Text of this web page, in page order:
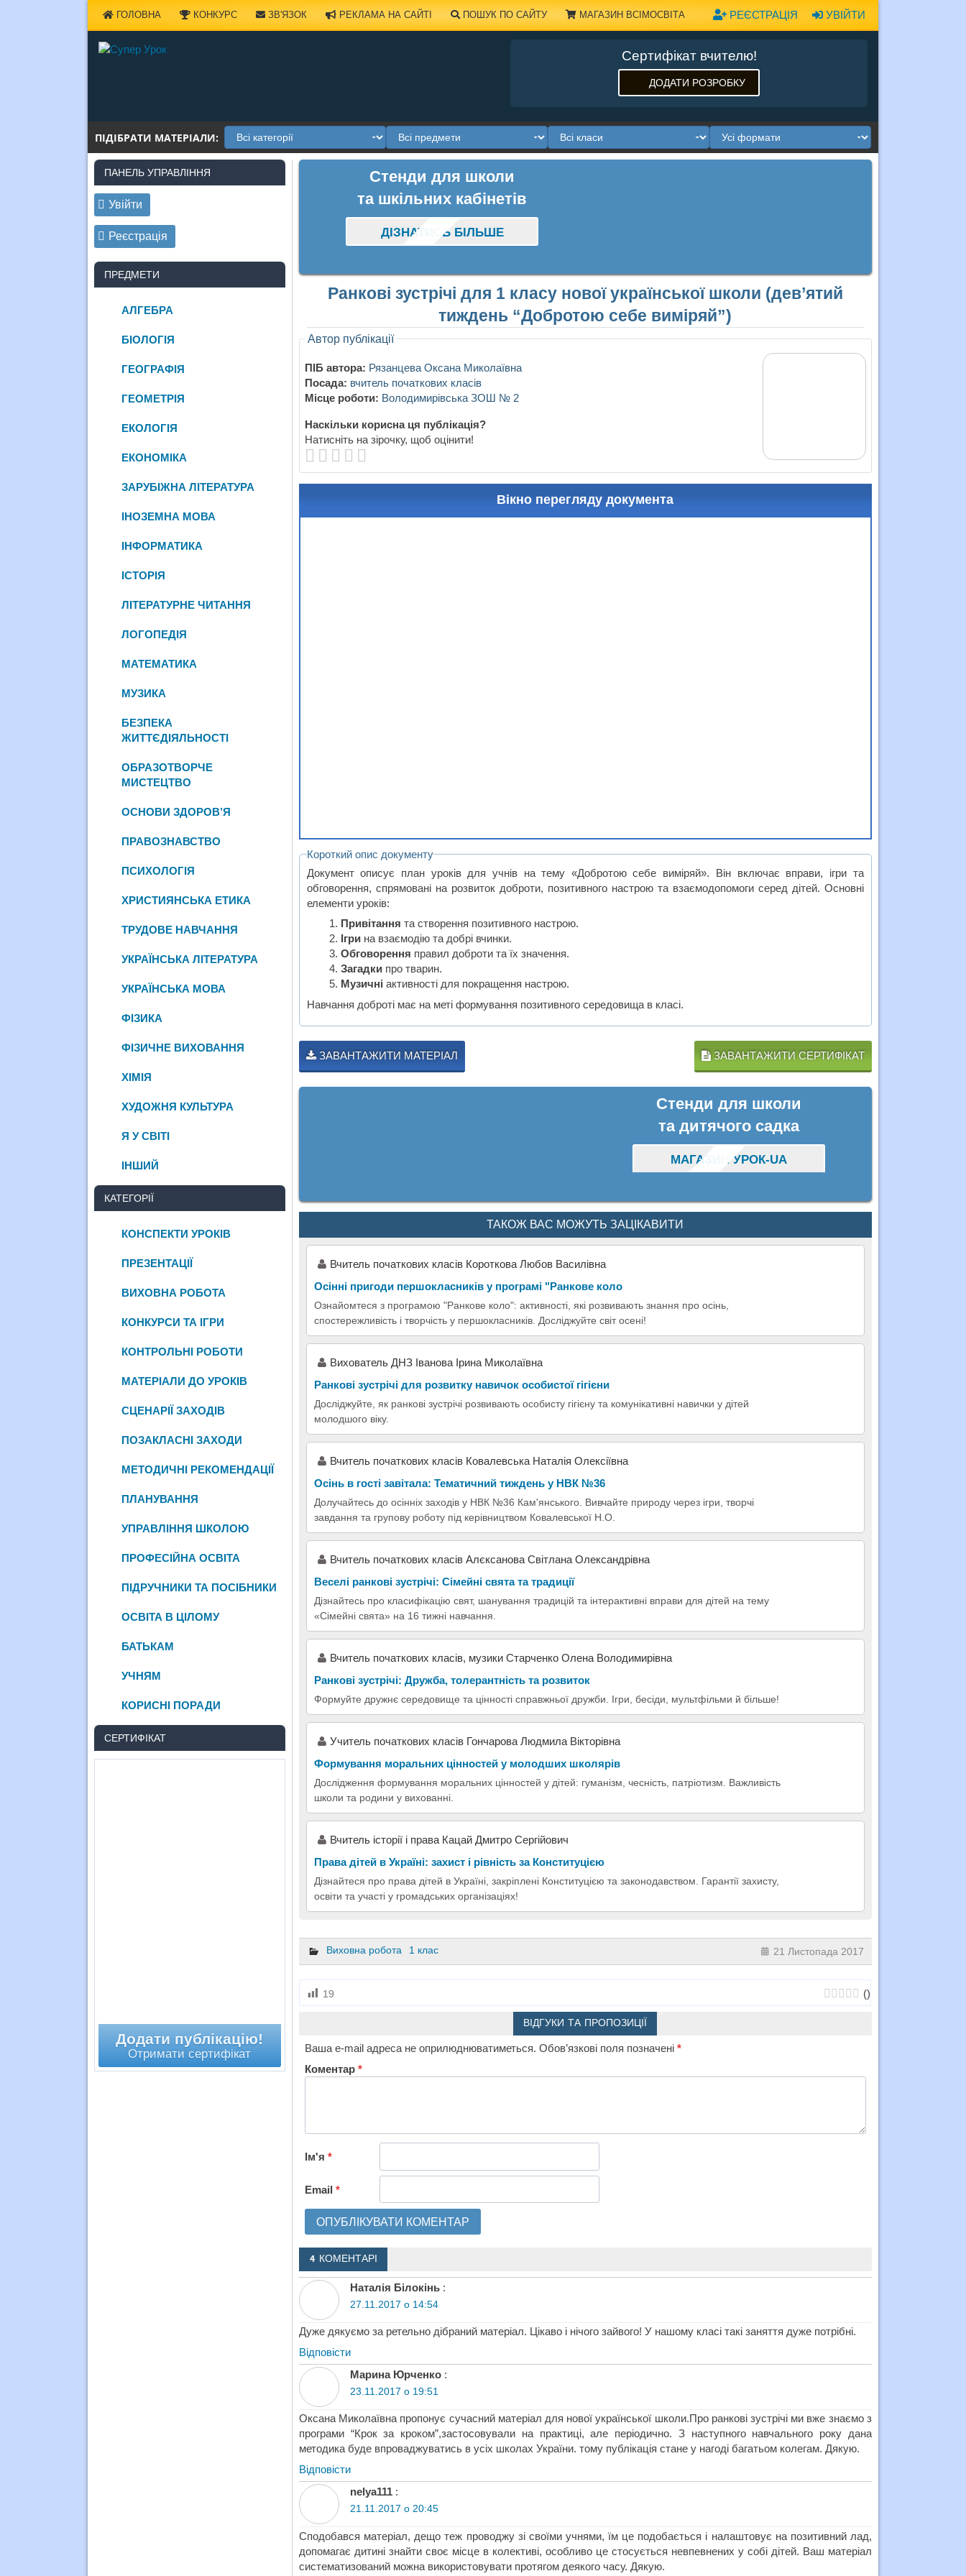
УВІЙТИ
РЕЄСТРАЦІЯ
ГОЛОВНА КОНКУРС ЗВ'ЯЗОК РЕКЛАМА НА САЙТІ ПОШУК ПО САЙТУ МАГАЗИН ВСІМОСВІТА
Сертифікат вчителю!
ДОДАТИ РОЗРОБКУ
ПІДІБРАТИ МАТЕРІАЛИ:
Стенди для школи
та шкільних кабінетів
ДІЗНАТИСЬ БІЛЬШЕ
Ранкові зустрічі для 1 класу нової української школи (дев’ятий
тиждень “Добротою себе виміряй”)
Автор публікації
ПІБ автора: Рязанцева Оксана Миколаївна
Посада: вчитель початкових класів
Місце роботи: Володимирівська ЗОШ № 2
Наскільки корисна ця публікація?
Натисніть на зірочку, щоб оцінити!
Вікно перегляду документа
Короткий опис документу
Документ описує план уроків для учнів на тему «Добротою себе виміряй». Він включає вправи, ігри та
обговорення, спрямовані на розвиток доброти, позитивного настрою та взаємодопомоги серед дітей. Основні
елементи уроків:
Привітання та створення позитивного настрою.
Ігри на взаємодію та добрі вчинки.
Обговорення правил доброти та їх значення.
Загадки про тварин.
Музичні активності для покращення настрою.
Навчання доброті має на меті формування позитивного середовища в класі.
ЗАВАНТАЖИТИ МАТЕРІАЛ ЗАВАНТАЖИТИ СЕРТИФІКАТ
Стенди для школи
та дитячого садка
МАГАЗИН УРОК-UA
ТАКОЖ ВАС МОЖУТЬ ЗАЦІКАВИТИ
Вчитель початкових класів Короткова Любов Василівна
Осінні пригоди першокласників у програмі "Ранкове коло
Ознайомтеся з програмою "Ранкове коло": активності, які розвивають знання про осінь,
спостережливість і творчість у першокласників. Досліджуйте світ осені!
Вихователь ДНЗ Іванова Ірина Миколаївна
Ранкові зустрічі для розвитку навичок особистої гігієни
Досліджуйте, як ранкові зустрічі розвивають особисту гігієну та комунікативні навички у дітей
молодшого віку.
Вчитель початкових класів Ковалевська Наталія Олексіївна
Осінь в гості завітала: Тематичний тиждень у НВК №36
Долучайтесь до осінніх заходів у НВК №36 Кам'янського. Вивчайте природу через ігри, творчі
завдання та групову роботу під керівництвом Ковалевської Н.О.
Вчитель початкових класів Алєксанова Світлана Олександрівна
Веселі ранкові зустрічі: Сімейні свята та традиції
Дізнайтесь про класифікацію свят, шанування традицій та інтерактивні вправи для дітей на тему
«Сімейні свята» на 16 тижні навчання.
Вчитель початкових класів, музики Старченко Олена Володимирівна
Ранкові зустрічі: Дружба, толерантність та розвиток
Формуйте дружнє середовище та цінності справжньої дружби. Ігри, бесіди, мультфільми й більше!
Учитель початкових класів Гончарова Людмила Вікторівна
Формування моральних цінностей у молодших школярів
Дослідження формування моральних цінностей у дітей: гуманізм, чесність, патріотизм. Важливість
школи та родини у вихованні.
Вчитель історії і права Кацай Дмитро Сергійович
Права дітей в Україні: захист і рівність за Конституцією
Дізнайтеся про права дітей в Україні, закріплені Конституцією та законодавством. Гарантії захисту,
освіти та участі у громадських організаціях!
Виховна робота 1 клас 21 Листопада 2017
19 ()
ВІДГУКИ ТА ПРОПОЗИЦІЇ
Ваша e-mail адреса не оприлюднюватиметься. Обов’язкові поля позначені *
Коментар *
Ім'я *
Email *
4 КОМЕНТАРІ
Наталія Білокінь :
27.11.2017 о 14:54
Дуже дякуємо за ретельно дібраний матеріал. Цікаво і нічого зайвого! У нашому класі такі заняття дуже потрібні.
Відповіcти
Марина Юрченко :
23.11.2017 о 19:51
Оксана Миколаївна пропонує сучасний матеріал для нової української школи.Про ранкові зустрічі ми вже знаємо з
програми “Крок за кроком”,застосовували на практиці, але періодично. З наступного навчального року дана
методика буде впроваджуватись в усіх школах України. тому публікація стане у нагоді багатьом колегам. Дякую.
Відповіcти
nelya111 :
21.11.2017 о 20:45
Сподобався матеріал, дещо теж проводжу зі своїми учнями, їм це подобається і налаштовує на позитивний лад,
допомагає дитині знайти своє місце в колективі, особливо це стосується невпевнених у собі дітей. Ваш матеріал
систематизований можна використовувати протягом деякого часу. Дякую.
ПАНЕЛЬ УПРАВЛІННЯ
Увійти
Реєстрація
ПРЕДМЕТИ
АЛГЕБРА
БІОЛОГІЯ
ГЕОГРАФІЯ
ГЕОМЕТРІЯ
ЕКОЛОГІЯ
ЕКОНОМІКА
ЗАРУБІЖНА ЛІТЕРАТУРА
ІНОЗЕМНА МОВА
ІНФОРМАТИКА
ІСТОРІЯ
ЛІТЕРАТУРНЕ ЧИТАННЯ
ЛОГОПЕДІЯ
МАТЕМАТИКА
МУЗИКА
БЕЗПЕКА
ЖИТТЄДІЯЛЬНОСТІ
ОБРАЗОТВОРЧЕ
МИСТЕЦТВО
ОСНОВИ ЗДОРОВ’Я
ПРАВОЗНАВСТВО
ПСИХОЛОГІЯ
ХРИСТИЯНСЬКА ЕТИКА
ТРУДОВЕ НАВЧАННЯ
УКРАЇНСЬКА ЛІТЕРАТУРА
УКРАЇНСЬКА МОВА
ФІЗИКА
ФІЗИЧНЕ ВИХОВАННЯ
ХІМІЯ
ХУДОЖНЯ КУЛЬТУРА
Я У СВІТІ
ІНШИЙ
КАТЕГОРІЇ
КОНСПЕКТИ УРОКІВ
ПРЕЗЕНТАЦІЇ
ВИХОВНА РОБОТА
КОНКУРСИ ТА ІГРИ
КОНТРОЛЬНІ РОБОТИ
МАТЕРІАЛИ ДО УРОКІВ
СЦЕНАРІЇ ЗАХОДІВ
ПОЗАКЛАСНІ ЗАХОДИ
МЕТОДИЧНІ РЕКОМЕНДАЦІЇ
ПЛАНУВАННЯ
УПРАВЛІННЯ ШКОЛОЮ
ПРОФЕСІЙНА ОСВІТА
ПІДРУЧНИКИ ТА ПОСІБНИКИ
ОСВІТА В ЦІЛОМУ
БАТЬКАМ
УЧНЯМ
КОРИСНІ ПОРАДИ
СЕРТИФІКАТ
Додати публікацію!
Отримати сертифікат